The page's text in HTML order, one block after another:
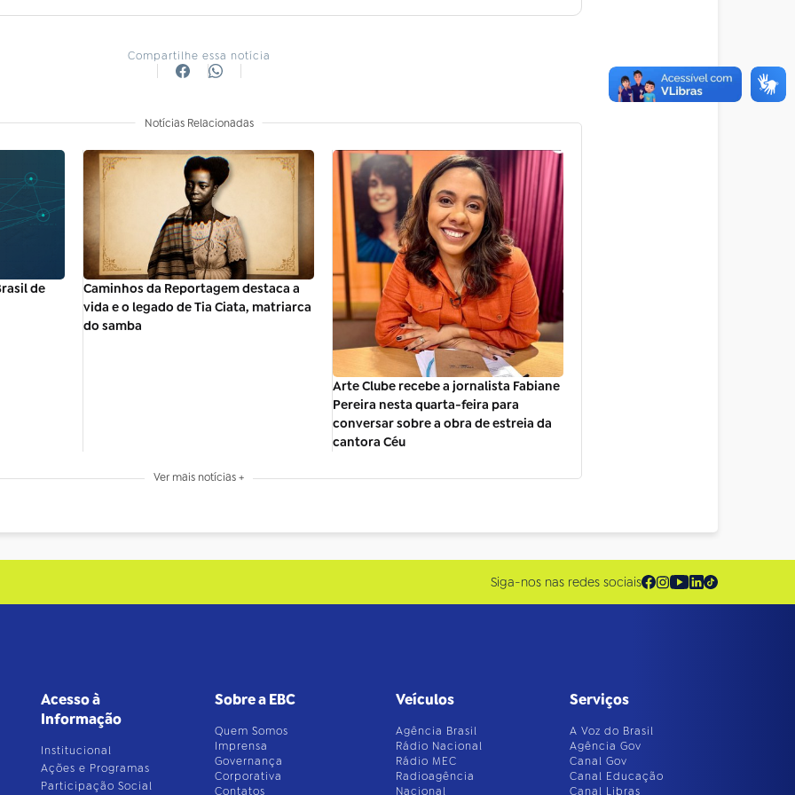
Compartilhe essa notícia
Notícias Relacionadas
de
Caminhos da Reportagem destaca a
vida e o legado de Tia Ciata, matriarca
do samba
Arte Clube recebe a jornalista Fabiane
Pereira nesta quarta-feira para
conversar sobre a obra de estreia da
cantora Céu
Ver mais notícias +
Siga-nos nas redes sociais
Acesso à
Informação
Institucional
Ações e Programas
Participação Social
Sobre a EBC
Quem Somos
Imprensa
Governança
Corporativa
Contatos
Veículos
Agência Brasil
Rádio Nacional
Rádio MEC
Radioagência
Nacional
Serviços
A Voz do Brasil
Agência Gov
Canal Gov
Canal Educação
Canal Libras